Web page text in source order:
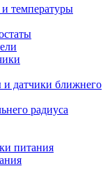
температуры
датчики ближнего
радиуса
питания